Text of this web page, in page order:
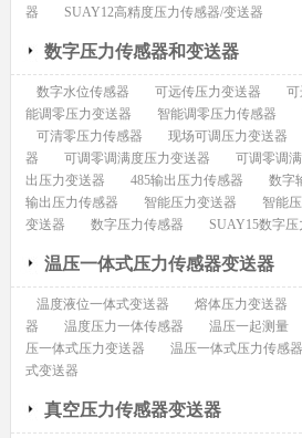
器
SUAY12高精度压力传感器/变送器
数字压力传感器和变送器
数字水位传感器 可远传压力变送器 可
能调零压力变送器
智能调零压力传感器
可清零压力传感器
现场可调压力变送器
器
可调零调满度压力变送器 可调零调
出压力变送器
485输出压力传感器 数字
输出压力传感器
智能压力变送器 智能
变送器
数字压力传感器 SUAY15数字
温压一体式压力传感器变送器
温度液位一体式变送器 熔体压力变送器
器
温度压力一体传感器 温压一起测量
压一体式压力变送器
温压一体式压力传感器
式变送器
真空压力传感器变送器